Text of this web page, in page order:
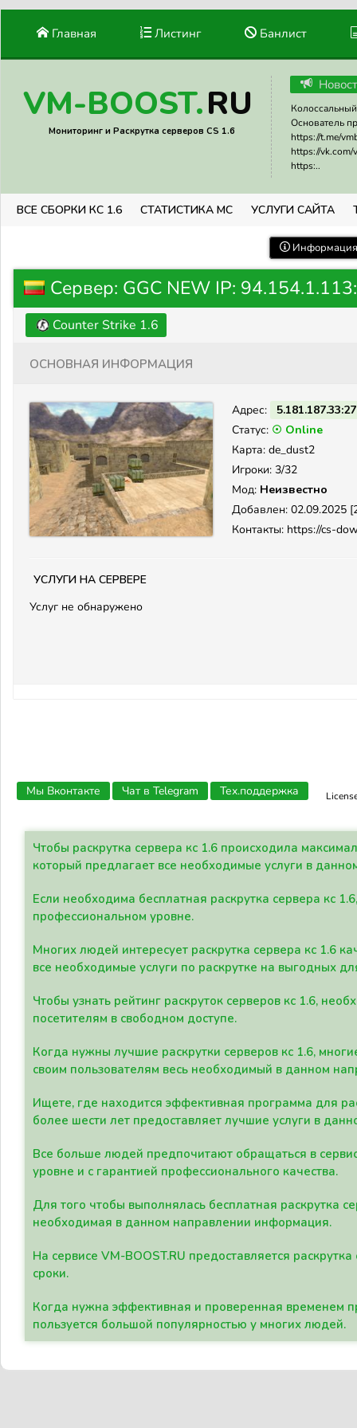
Главная Листинг Банлист
VM-BOOST.RU
Мониторинг и Раскрутка серверов CS 1.6
Основатель
https://t.me/
https://vk.com/
https:..
ВСЕ СБОРКИ КС 1.6 СТАТИСТИКА МС УСЛУГИ САЙТА
Сервер: GGC NEW IP:
Counter Strike 1.6
Основная информация
Адрес:
Статус: ☉ Online
Карта: de_dust2
Игроки: 3/32
Мод: Неизвестно
Добавлен: 02.09.2025
Контакты: https://cs-
Услуги на сервере
Услуг не обнаружено
Мы Вконтакте Чат в Telegram Тех.поддержка
Чтобы раскрутка сервера кс 1.6 происходила
который предлагает все необходимые услуги в
Если необходима бесплатная раскрутка сервера кс
профессиональном уровне.
Многих людей интересует раскрутка сервера кс 1.6
все необходимые услуги по раскрутке на выгодных
Чтобы узнать рейтинг раскруток серверов кс 1.6,
посетителям в свободном доступе.
Когда нужны лучшие раскрутки серверов кс 1.6,
своим пользователям весь необходимый в данном
Ищете, где находится эффективная программа для
более шести лет предоставляет лучшие услуги в
Все больше людей предпочитают обращаться в
уровне и с гарантией профессионального качества.
Для того чтобы выполнялась бесплатная раскрутка
необходимая в данном направлении информация.
На сервисе VM-BOOST.RU предоставляется
сроки.
Когда нужна эффективная и проверенная временем
пользуется большой популярностью у многих людей.